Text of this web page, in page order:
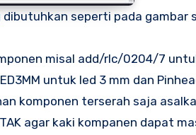
seperti pada gambar
misal add/rlc/0204/7
untuk led 3 mm dan
komponen terserah saja
agar kaki kompanen dapat